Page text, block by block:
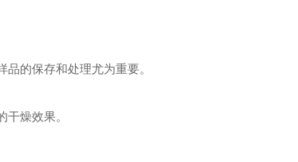
的保存和处理尤为重要。
燥效果。